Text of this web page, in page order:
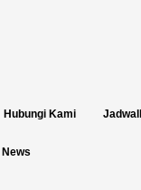
Hubungi Kami